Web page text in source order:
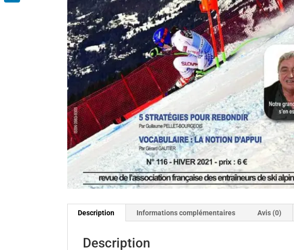
Description Informations complémentaires Avis (0)
Description